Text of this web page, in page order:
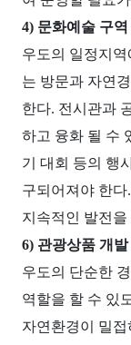
4) 문화예술 구역
우도의 일정지
는 방문과 자연
한다. 전시관과
하고 융화 될 수
기 대회 등의 행
구되어져야 한
지속적인 발전
6) 관광상품 개발
우도의 단순한
역할을 할 수 있
자연환경이 밀